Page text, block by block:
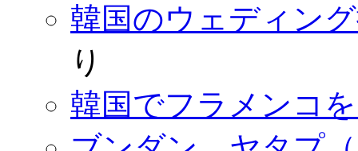
韓国のウェディン
り
韓国でフラメンコ